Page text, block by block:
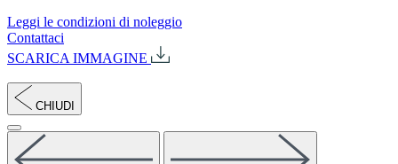
Leggi le condizioni di noleggio
Contattaci
SCARICA IMMAGINE
CHIUDI